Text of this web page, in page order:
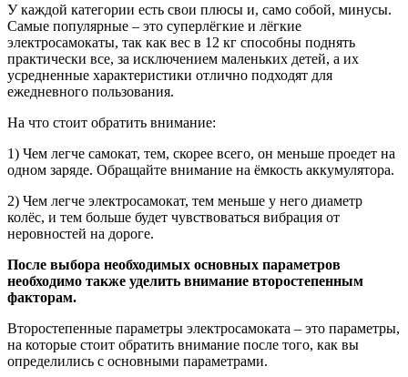
У каждой категории есть свои плюсы и, само собой, минусы.
Самые популярные – это суперлёгкие и лёгкие
электросамокаты, так как вес в 12 кг способны поднять
практически все, за исключением маленьких детей, а их
усредненные характеристики отлично подходят для
ежедневного пользования.
На что стоит обратить внимание:
1) Чем легче самокат, тем, скорее всего, он меньше проедет на
одном заряде. Обращайте внимание на ёмкость аккумулятора.
2) Чем легче электросамокат, тем меньше у него диаметр
колёс, и тем больше будет чувствоваться вибрация от
неровностей на дороге.
После выбора необходимых основных параметров
необходимо также уделить внимание второстепенным
факторам.
Второстепенные параметры электросамоката – это параметры,
на которые стоит обратить внимание после того, как вы
определились с основными параметрами.